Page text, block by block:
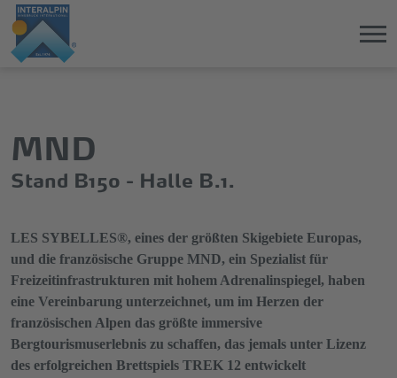
springen
springen
MND
Stand B150 - Halle B.1.
LES SYBELLES®, eines der größten Skigebiete Europas,
und die französische Gruppe MND, ein Spezialist für
Freizeitinfrastrukturen mit hohem Adrenalinspiegel, haben
eine Vereinbarung unterzeichnet, um im Herzen der
französischen Alpen das größte immersive
Bergtourismuserlebnis zu schaffen, das jemals unter Lizenz
des erfolgreichen Brettspiels TREK 12 entwickelt